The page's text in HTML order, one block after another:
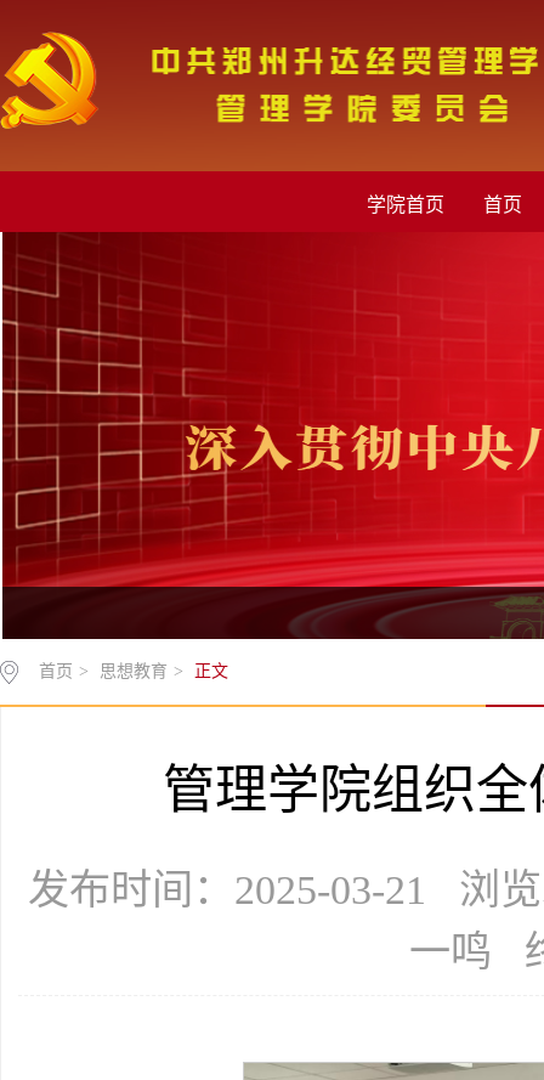
学院首页 首页
首页 > 思想教育 > 正文
管理学院组织
发布时间：2025-03-21 浏
一鸣